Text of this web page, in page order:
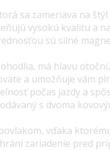
sa zameriava na
vysokú kvalitu a
sú silné
má hlavu
a umožňuje vám
počas jazdy a
s dvoma
vďaka
zariadenie pred